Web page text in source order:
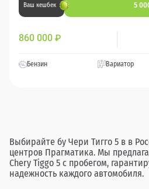
Ваш кешбек 5
860 000 ₽
Бензин Вариатор
Выбирайте бу Чери Тигго 5 в в
центров Прагматика. Мы
Chery Tiggo 5 с пробегом,
надежность каждого автомобиля.